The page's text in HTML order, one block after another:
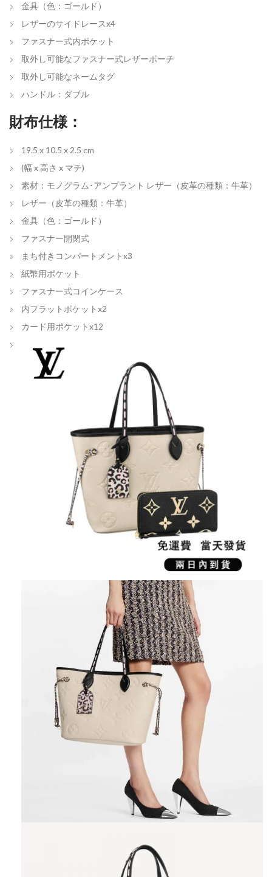
金具（色：ゴールド）
レザーのサイドレースx4
ファスナー式内ポケット
取外し可能なファスナー式レザーポーチ
取外し可能なネームタグ
ハンドル：ダブル
財布仕様：
19.5 x 10.5 x 2.5 cm
(幅 x 高さ x マチ)
素材：モノグラム･アンプラント レザー（皮革の種類：牛革）
レザー（皮革の種類：牛革）
金具（色：ゴールド）
ファスナー開閉式
まち付きコンパートメントx3
紙幣用ポケット
ファスナー式コインケース
内フラットポケットx2
カード用ポケットx12